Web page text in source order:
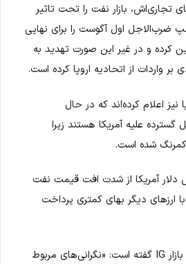
تجاری‌اش، بازار نفت را تحت تاثیر
ضرب‌الاجل اول آگوست را برای نهایی
کرده و در غیر این صورت تهدید به
نیز اعلام کرده‌اند که در حال
گسترده علیه آمریکا هستند زیرا
کمرنگ شده است.
دلار آمریکا از شدت افت قیمت نفت
ارزهای دیگر بهای کمتری پرداخت
«تونی سیکامور» تحلیل‌گر بازار IG گفته است: «نگرانی‌های مربوط